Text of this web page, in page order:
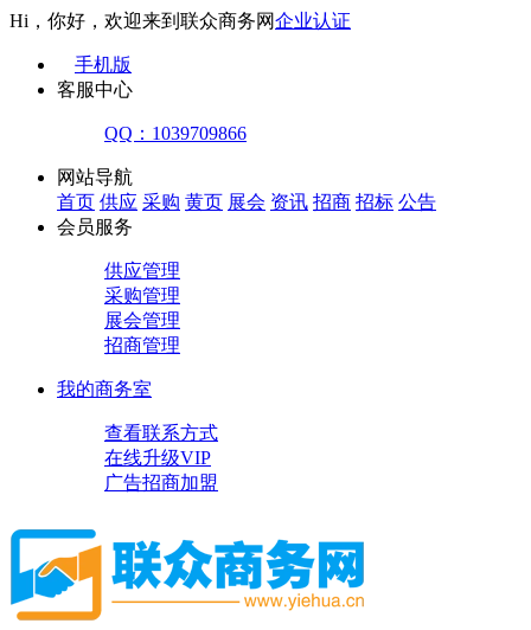
Hi，你好，欢迎来到联众商务网企业认证
手机版
客服中心
QQ：1039709866
网站导航
首页 供应 采购 黄页 展会 资讯 招商 招标 公告
会员服务
供应管理
采购管理
展会管理
招商管理
我的商务室
查看联系方式
在线升级VIP
广告招商加盟